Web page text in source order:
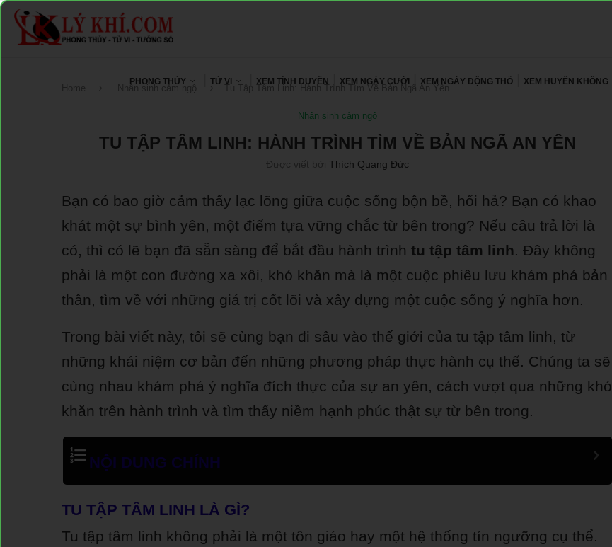
PHONG THỦY TỬ VI XEM TÌNH DUYÊN XEM NGÀY CƯỚI XEM NGÀY ĐỘNG THỔ XEM HUYỀN KHÔNG
Home Nhân sinh cảm ngộ Tu Tập Tâm Linh: Hành Trình Tìm Về Bản Ngã An Yên
Nhân sinh cảm ngộ
TU TẬP TÂM LINH: HÀNH TRÌNH TÌM VỀ BẢN NGÃ AN YÊN
Được viết bởi Thích Quang Đức
Bạn có bao giờ cảm thấy lạc lõng giữa cuộc sống bộn bề, hối hả? Bạn có khao
khát một sự bình yên, một điểm tựa vững chắc từ bên trong? Nếu câu trả lời là
có, thì có lẽ bạn đã sẵn sàng để bắt đầu hành trình tu tập tâm linh. Đây không
phải là một con đường xa xôi, khó khăn mà là một cuộc phiêu lưu khám phá bản
thân, tìm về với những giá trị cốt lõi và xây dựng một cuộc sống ý nghĩa hơn.
Trong bài viết này, tôi sẽ cùng bạn đi sâu vào thế giới của tu tập tâm linh, từ
những khái niệm cơ bản đến những phương pháp thực hành cụ thể. Chúng ta sẽ
cùng nhau khám phá ý nghĩa đích thực của sự an yên, cách vượt qua những khó
khăn trên hành trình và tìm thấy niềm hạnh phúc thật sự từ bên trong.
NỘI DUNG CHÍNH
TU TẬP TÂM LINH LÀ GÌ?
Tu tập tâm linh không phải là một tôn giáo hay một hệ thống tín ngưỡng cụ thể.